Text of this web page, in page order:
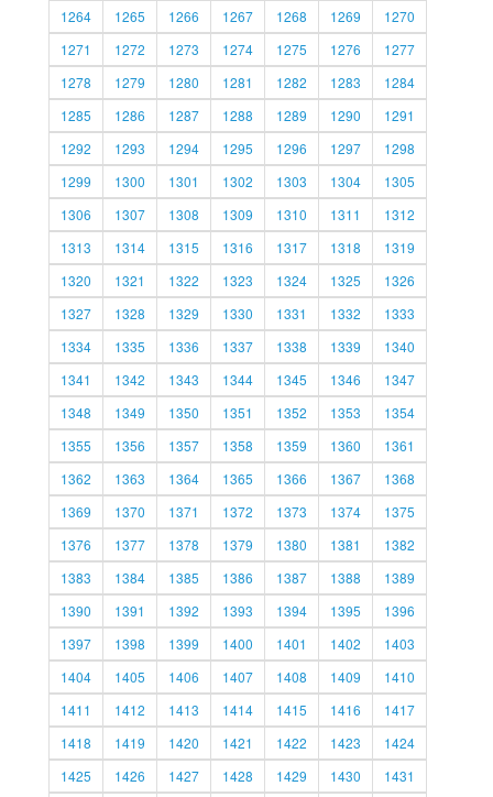
1264
1265 1266 1267 1268 1269
1270
1271
1272 1273 1274 1275 1276
1277
1278
1279 1280 1281 1282 1283
1284
1285
1286 1287 1288 1289 1290
1291
1292
1293 1294 1295 1296 1297
1298
1299
1300 1301 1302 1303 1304
1305
1306
1307 1308 1309 1310 1311
1312
1313
1314 1315 1316 1317 1318
1319
1320
1321 1322 1323 1324 1325
1326
1327
1328 1329 1330 1331 1332
1333
1334
1335 1336 1337 1338 1339
1340
1341
1342 1343 1344 1345 1346
1347
1348
1349 1350 1351 1352 1353
1354
1355
1356 1357 1358 1359 1360
1361
1362
1363 1364 1365 1366 1367
1368
1369
1370 1371 1372 1373 1374
1375
1376
1377 1378 1379 1380 1381
1382
1383
1384 1385 1386 1387 1388
1389
1390
1391 1392 1393 1394 1395
1396
1397
1398 1399 1400 1401 1402
1403
1404
1405 1406 1407 1408 1409
1410
1411
1412 1413 1414 1415 1416
1417
1418
1419 1420 1421 1422 1423
1424
1425
1426 1427 1428 1429 1430 1431